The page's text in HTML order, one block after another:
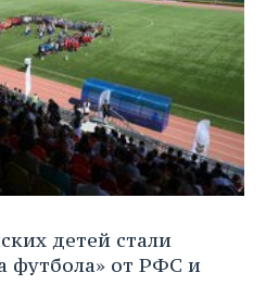
детей стали
футбола» от РФС и